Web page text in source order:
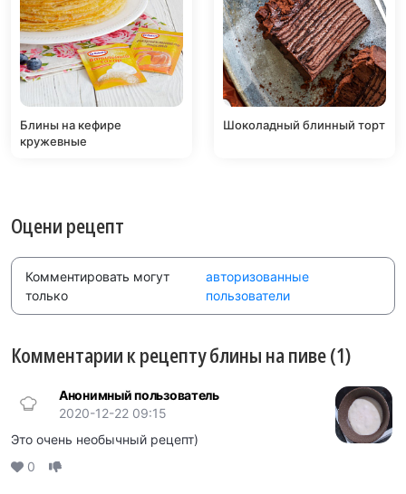
Блины на кефире
кружевные
Шоколадный блинный торт
Оцени рецепт
Комментировать могут
только
авторизованные
пользователи
Комментарии к рецепту блины на пиве (1)
Анонимный пользователь
2020-12-22 09:15
Это очень необычный рецепт)
0